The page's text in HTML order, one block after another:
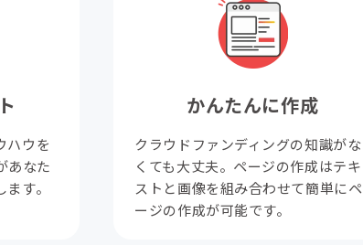
ハウを
あなた
す。
かんたんに作成
クラウドファンディングの知識がな
くても大丈夫。ページの作成はテキ
ストと画像を組み合わせて簡単にペ
ージの作成が可能です。